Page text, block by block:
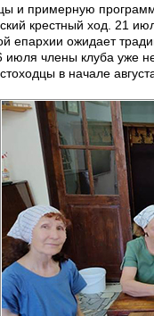
и примерную
крестный ход. 21
епархии ожидает
члены клуба уже
в начале